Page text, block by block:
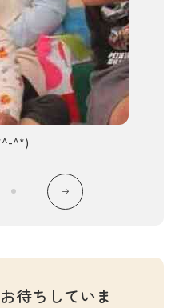
^*)
待ちしていま